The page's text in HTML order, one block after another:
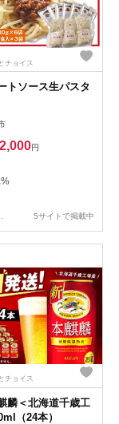
チョイス
トソース生パスタ
円
%
5サイトで掲載中
チョイス
麟＜北海道千歳工
（24本）